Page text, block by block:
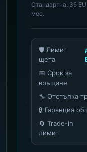
Стандартна: 35
мес.
🛡️ Лимит
щета
📅 Срок за
връщане
🔧 Отстъпка
🔒 Гаранция
🔄 Trade-in
лимит